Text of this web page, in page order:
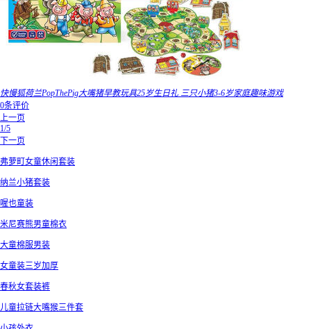
快慢狐荷兰PopThePig大嘴猪早教玩具25岁生日礼 三只小猪3-6岁家庭趣味游戏
0条评价
上一页
1/5
下一页
弗萝町女童休闲套装
纳兰小猪套装
喔也童装
米尼赛熊男童棉衣
大童棉服男装
女童装三岁加厚
春秋女套装裤
儿童拉链大嘴猴三件套